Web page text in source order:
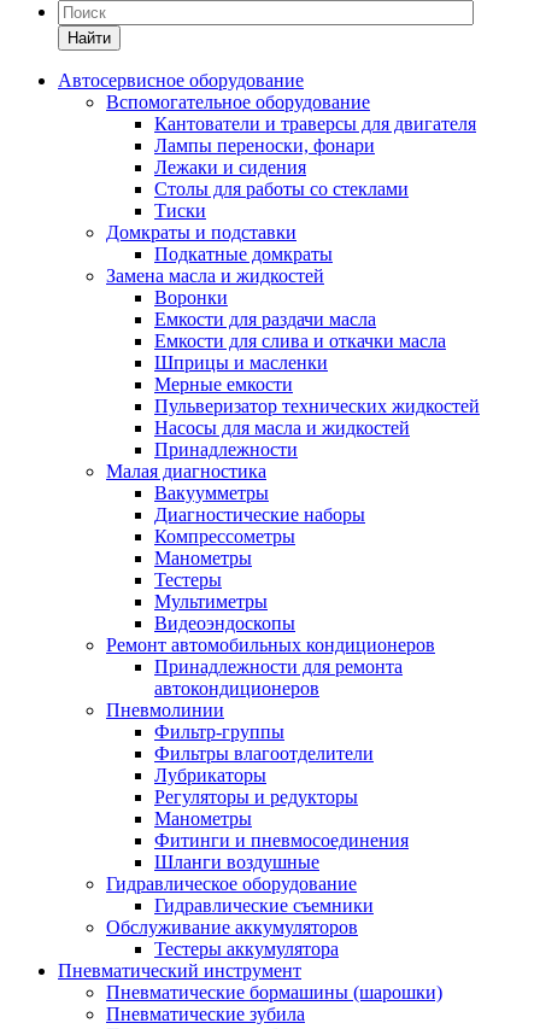
Найти
Автосервисное оборудование
Вспомогательное оборудование
Кантователи и траверсы для двигателя
Лампы переноски, фонари
Лежаки и сидения
Столы для работы со стеклами
Тиски
Домкраты и подставки
Подкатные домкраты
Замена масла и жидкостей
Воронки
Емкости для раздачи масла
Емкости для слива и откачки масла
Шприцы и масленки
Мерные емкости
Пульверизатор технических жидкостей
Насосы для масла и жидкостей
Принадлежности
Малая диагностика
Вакуумметры
Диагностические наборы
Компрессометры
Манометры
Тестеры
Мультиметры
Видеоэндоскопы
Ремонт автомобильных кондиционеров
Принадлежности для ремонта
автокондиционеров
Пневмолинии
Фильтр-группы
Фильтры влагоотделители
Лубрикаторы
Регуляторы и редукторы
Манометры
Фитинги и пневмосоединения
Шланги воздушные
Гидравлическое оборудование
Гидравлические съемники
Обслуживание аккумуляторов
Тестеры аккумулятора
Пневматический инструмент
Пневматические бормашины (шарошки)
Пневматические зубила